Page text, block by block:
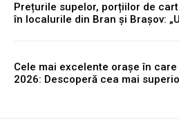
Prețurile supelor, porțiilor de
în localurile din Bran și Brașov:
Cele mai excelente orașe în
2026: Descoperă cea mai